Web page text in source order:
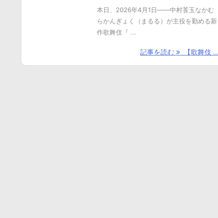
本日、2026年4月1日――中村莟玉なかむ
らかんぎょく（まるる）が主役を勤める新
作歌舞伎『 ...
記事を読む 【歌舞伎